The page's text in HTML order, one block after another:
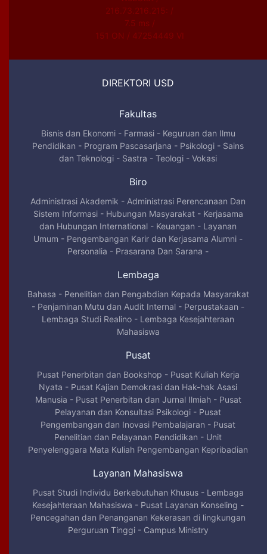
216.73.216.215: /
7.5 ms /
151 ON / 47254449 VI
DIREKTORI USD
Fakultas
Bisnis dan Ekonomi- Farmasi- Keguruan dan Ilmu
Pendidikan - Program Pascasarjana - Psikologi - Sains
dan Teknologi - Sastra - Teologi - Vokasi
Biro
Administrasi Akademik - Administrasi Perencanaan Dan
Sistem Informasi- Hubungan Masyarakat- Kerjasama
dan Hubungan International - Keuangan - Layanan
Umum - Pengembangan Karir dan Kerjasama Alumni -
Personalia - Prasarana Dan Sarana -
Lembaga
Bahasa - Penelitian dan Pengabdian Kepada Masyarakat
- Penjaminan Mutu dan Audit Internal - Perpustakaan -
Lembaga Studi Realino - Lembaga Kesejahteraan
Mahasiswa
Pusat
Pusat Penerbitan dan Bookshop - Pusat Kuliah Kerja
Nyata - Pusat Kajian Demokrasi dan Hak-hak Asasi
Manusia - Pusat Penerbitan dan Jurnal Ilmiah - Pusat
Pelayanan dan Konsultasi Psikologi - Pusat
Pengembangan dan Inovasi Pembalajaran - Pusat
Penelitian dan Pelayanan Pendidikan - Unit
Penyelenggara Mata Kuliah Pengembangan Kepribadian
Layanan Mahasiswa
Pusat Studi Individu Berkebutuhan Khusus- Lembaga
Kesejahteraan Mahasiswa - Pusat Layanan Konseling -
Pencegahan dan Penanganan Kekerasan di lingkungan
Perguruan Tinggi- Campus Ministry